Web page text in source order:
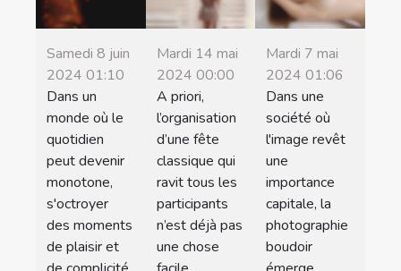
Samedi 8 juin
2024 01:10
Dans un
monde où le
quotidien
peut devenir
monotone,
s'octroyer
des moments
de plaisir et
Mardi 14 mai
2024 00:00
A priori,
l’organisation
d’une fête
classique qui
ravit tous les
participants
n’est déjà pas
une chose
Mardi 7 mai
2024 01:06
Dans une
société où
l'image revêt
une
importance
capitale, la
photographie
boudoir